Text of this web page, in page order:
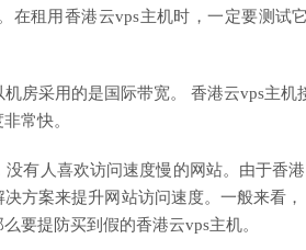
在租用香港云vps主机时，一定要测试
房采用的是国际带宽。 香港云vps主
常快。
有人喜欢访问速度慢的网站。由于香
方案来提升网站访问速度。一般来看
要提防买到假的香港云vps主机。